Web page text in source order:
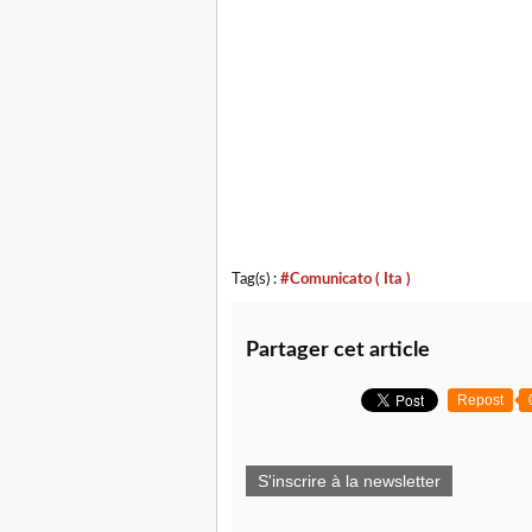
Tag(s) : #Comunicato ( Ita )
Partager cet article
Repost
S'inscrire à la newsletter